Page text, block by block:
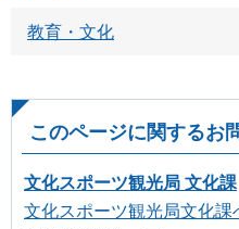
教育・文化
このページに関するお
文化スポーツ観光局 文化課
文化スポーツ観光局文化